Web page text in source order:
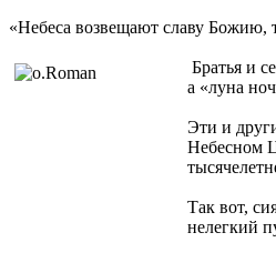
«Небеса возвещают славу Божию,
Братья и
а «луна
Эти и
Небесном
Так вот,
нелегкий